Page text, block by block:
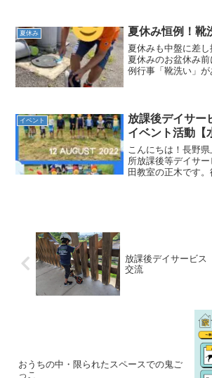
すがんばって膨らま
くて簡単に膨らまし
夏休み 夏休み恒例！靴
夏休みも中盤に差
夏休みのお盆休み
例行事「靴洗い」
たちはそれぞれ自
イベント
放課後デイサ
イベント活動【
こんにちは！長野
所放課後等デイサ
田教室の正木です。
放課後デイサービ
交流
おうちの中・限られたスペースでの鬼ご
っこ